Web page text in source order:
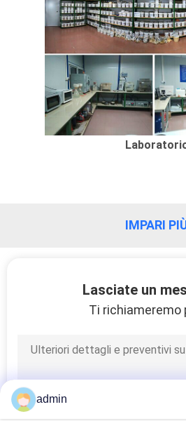
IMPARI
Lasciate un
Ti richiameremo
admin